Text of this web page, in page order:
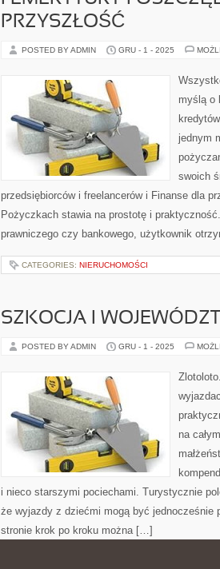
PRZYSZŁOŚĆ
POSTED BY ADMIN GRU - 1 - 2025
myślą o
jednym
swoich
przedsiębiorców i freelancerów i Finanse dla
Pożyczkach stawia na prostotę i
prawniczego czy bankowego, użytkownik
CATEGORIES: NIERUCHOMOŚCI
SZKOCJA I
POSTED BY ADMIN GRU - 1 - 2025
na
i nieco starszymi pociechami. Turystycznie
że wyjazdy z dziećmi mogą być jednocześnie
stronie krok po kroku można […]